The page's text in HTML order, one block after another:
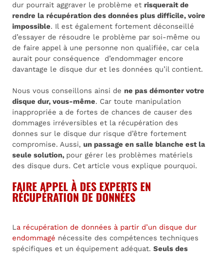
dur pourrait aggraver le problème et risquerait de
rendre la récupération des données plus difficile, voire
impossible. Il est également fortement déconseillé
d’essayer de résoudre le problème par soi-même ou
de faire appel à une personne non qualifiée, car cela
aurait pour conséquence d’endommager encore
davantage le disque dur et les données qu’il contient.
Nous vous conseillons ainsi de ne pas démonter votre
disque dur, vous-même. Car toute manipulation
inappropriée a de fortes de chances de causer des
dommages irréversibles et la récupération des
donnes sur le disque dur risque d’être fortement
compromise. Aussi, un passage en salle blanche est la
seule solution, pour gérer les problèmes matériels
des disque durs. Cet article vous explique pourquoi.
FAIRE APPEL À DES EXPERTS EN
RÉCUPÉRATION DE DONNÉES
La récupération de données à partir d’un disque dur
endommagé nécessite des compétences techniques
spécifiques et un équipement adéquat. Seuls des